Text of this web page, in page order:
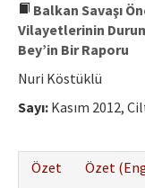
Balkan Savaşı
Vilayetlerinin
Bey’in Bir Raporu
Nuri Köstüklü
Sayı: Kasım 2012,
Özet
Özet